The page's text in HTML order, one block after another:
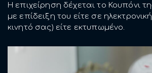
Η επιχείρηση δέχεται το Κουπόνι
με επίδειξη του είτε σε
κινητό σας) είτε εκτυπωμένο.